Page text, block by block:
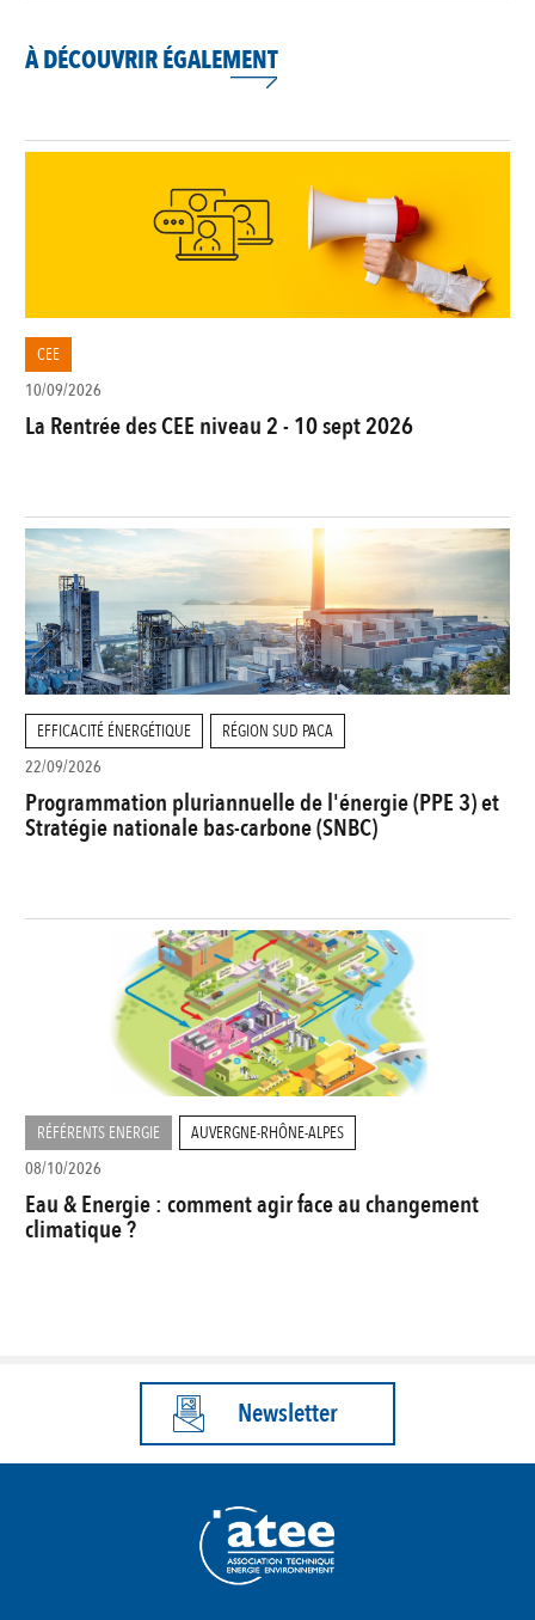
À DÉCOUVRIR ÉGALEMENT
CEE
10/09/2026
La Rentrée des CEE niveau 2 - 10 sept 2026
EFFICACITÉ ÉNERGÉTIQUE
RÉGION SUD PACA
22/09/2026
Programmation pluriannuelle de l'énergie (PPE 3) et
Stratégie nationale bas-carbone (SNBC)
RÉFÉRENTS ENERGIE
AUVERGNE-RHÔNE-ALPES
08/10/2026
Eau & Energie : comment agir face au changement
climatique ?
Newsletter